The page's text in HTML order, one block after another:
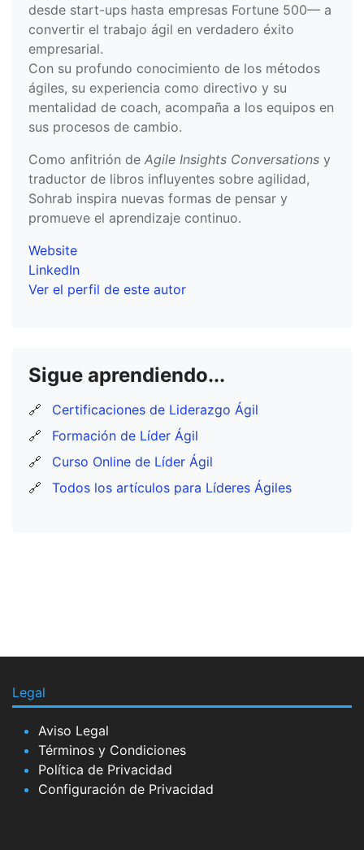
desde start-ups hasta empresas Fortune 500— a
convertir el trabajo ágil en verdadero éxito
empresarial.
Con su profundo conocimiento de los métodos
ágiles, su experiencia como directivo y su
mentalidad de coach, acompaña a los equipos en
sus procesos de cambio.
Como anfitrión de Agile Insights Conversations y
traductor de libros influyentes sobre agilidad,
Sohrab inspira nuevas formas de pensar y
promueve el aprendizaje continuo.
Website
LinkedIn
Ver el perfil de este autor
Sigue aprendiendo...
🔗
Certificaciones de Liderazgo Ágil
🔗
Formación de Líder Ágil
🔗
Curso Online de Líder Ágil
🔗
Todos los artículos para Líderes Ágiles
Legal
Aviso Legal
Términos y Condiciones
Política de Privacidad
Configuración de Privacidad